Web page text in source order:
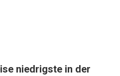
niedrigste in der